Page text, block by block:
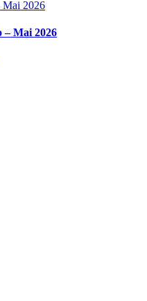
Mai 2026
– Mai 2026